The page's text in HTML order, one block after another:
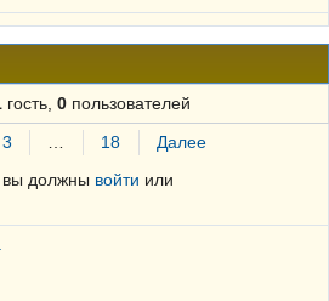
гость, 0пользователей
3 … 18
Далее
вы должны войти или